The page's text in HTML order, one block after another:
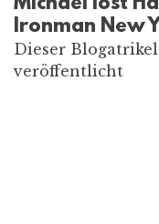
Ironman New
Dieser Blogatrikel
veröffentlicht